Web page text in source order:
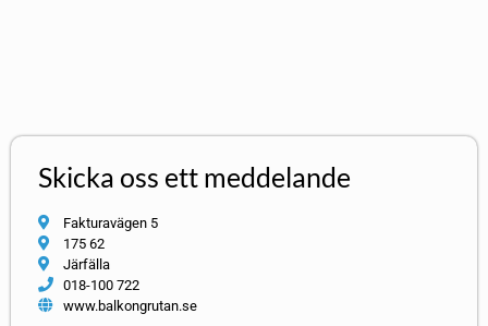
Skicka oss ett meddelande
Fakturavägen 5
175 62
Järfälla
018-100 722
www.balkongrutan.se